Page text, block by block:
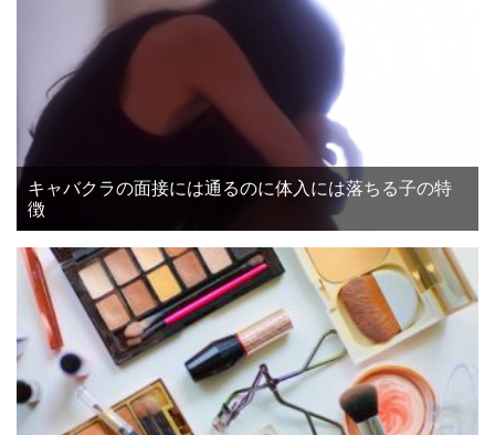
キャバクラの面接には通るのに体入には落ちる子の特
徴